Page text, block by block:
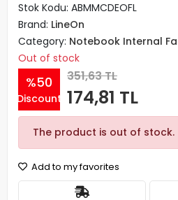
Stok Kodu: ABMMCDEOFL
Brand: LineOn
Category: Notebook Internal
Out of stock
%50
Discount
351,63 TL
174,81 TL
The product is out of stock.
Add to my favorites